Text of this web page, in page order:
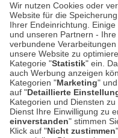
Wir nutzen Cookies oder
Website für die
Ihrer Endeinrichtung.
und unseren Partnern -
verbundene
unsere Website zu
Kategorie "Statistik" ein.
auch Werbung anzeigen
Kategorien "Marketing"
auf "Detaillierte
Kategorien und Diensten
Dienst Ihre Einwilligung zu
einverstanden" stimmen
Klick auf "Nicht zustimmen
Unser
Auf
Montag bis